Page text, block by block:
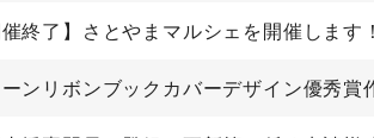
催終了】さとやまマルシェを開催しま
ンリボンブックカバーデザイン優秀賞